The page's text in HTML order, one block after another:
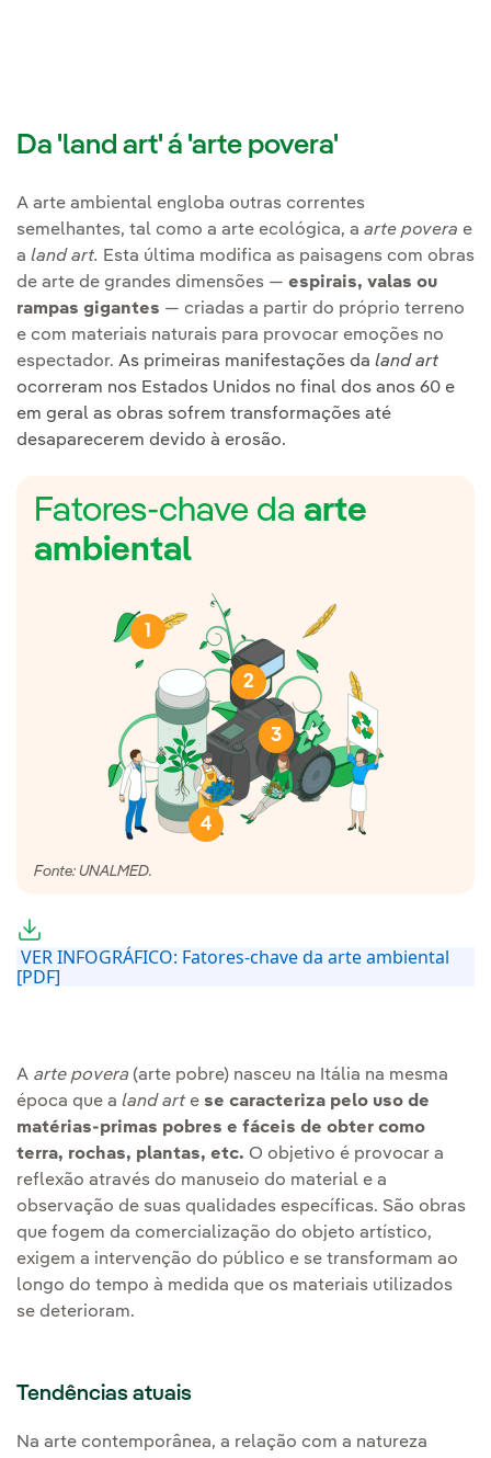
Da 'land art' á 'arte povera'
A arte ambiental engloba outras correntes
semelhantes, tal como a arte ecológica, a arte povera e
a land art. Esta última modifica as paisagens com obras
de arte de grandes dimensões — espirais, valas ou
rampas gigantes — criadas a partir do próprio terreno
e com materiais naturais para provocar emoções no
espectador. As primeiras manifestações da land art
ocorreram nos Estados Unidos no final dos anos 60 e
em geral as obras sofrem transformações até
desaparecerem devido à erosão.
Fatores-chave da arte
ambiental
1
2
3
4
Fonte: UNALMED.
VER INFOGRÁFICO: Fatores-chave da arte ambiental
[PDF]
A arte povera (arte pobre) nasceu na Itália na mesma
época que a land art e se caracteriza pelo uso de
matérias-primas pobres e fáceis de obter como
terra, rochas, plantas, etc. O objetivo é provocar a
reflexão através do manuseio do material e a
observação de suas qualidades específicas. São obras
que fogem da comercialização do objeto artístico,
exigem a intervenção do público e se transformam ao
longo do tempo à medida que os materiais utilizados
se deterioram.
Tendências atuais
Na arte contemporânea, a relação com a natureza